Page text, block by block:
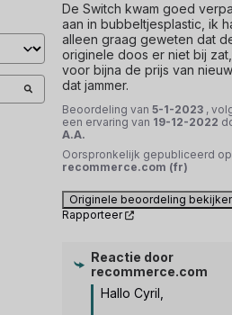
De Switch kwam goed
aan in bubbeltjesplastic, ik
alleen graag geweten dat
originele doos er niet bij zat,
voor bijna de prijs van
dat jammer.
Beoordeling van 5-1-2023 ,
een ervaring van 19-12-2022
A.A.
Oorspronkelijk gepubliceerd op
recommerce.com (fr)
Originele beoordeling
Rapporteer
Reactie door
recommerce.com
Hallo Cyril,